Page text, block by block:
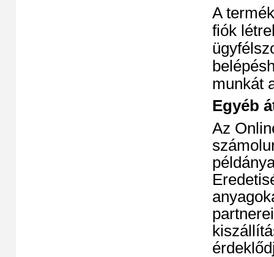
A
fiók
munkát
Egyéb
Az